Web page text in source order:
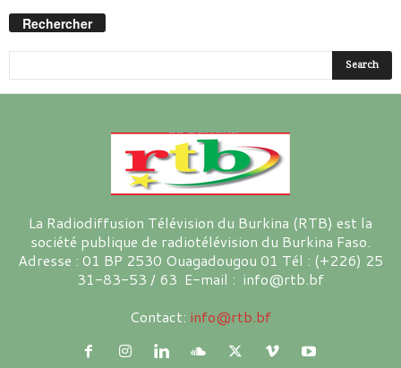
Rechercher
La Radiodiffusion Télévision du Burkina (RTB) est la
société publique de radiotélévision du Burkina Faso.
Adresse : 01 BP 2530 Ouagadougou 01 Tél : (+226) 25
31-83-53 / 63 E-mail : info@rtb.bf
Contact: info@rtb.bf